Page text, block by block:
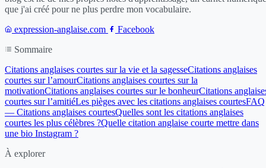
que j'ai créé pour ne plus perdre mon vocabulaire.
expression-anglaise.com
Facebook
Sommaire
Citations anglaises courtes sur la vie et la sagesseCitations anglaises
courtes sur l’amourCitations anglaises courtes sur la
motivationCitations anglaises courtes sur le bonheurCitations
courtes sur l’amitiéLes pièges avec les citations anglaises courtesFAQ
— Citations anglaises courtesQuelles sont les citations anglaises
courtes les plus célèbres ?Quelle citation anglaise courte mettre dans
une bio Instagram ?
À explorer